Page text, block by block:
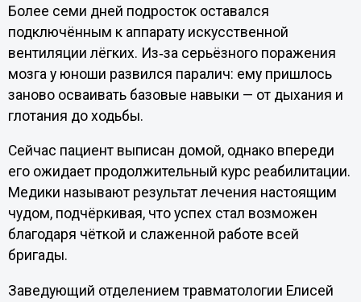
Более семи дней подросток оставался
подключённым к аппарату искусственной
вентиляции лёгких. Из‑за серьёзного поражения
мозга у юноши развился паралич: ему пришлось
заново осваивать базовые навыки — от дыхания и
глотания до ходьбы.
Сейчас пациент выписан домой, однако впереди
его ожидает продолжительный курс реабилитации.
Медики называют результат лечения настоящим
чудом, подчёркивая, что успех стал возможен
благодаря чёткой и слаженной работе всей
бригады.
Заведующий отделением травматологии Елисей